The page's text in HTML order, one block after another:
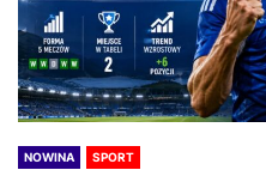
NOWINA SPORT